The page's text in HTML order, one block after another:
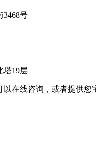
3468号
塔19层
在线咨询，或者提供您